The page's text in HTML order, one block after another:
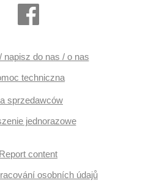
napisz do nas / o nas
techniczna
sprzedawców
jednorazowe
Report content
osobních údajů